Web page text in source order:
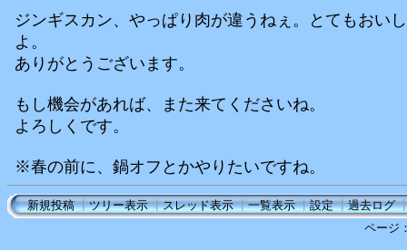
ジンギスカン、やっぱり肉が違うねぇ。とてもおい
よ。
ありがとうございます。
もし機会があれば、また来てくださいね。
よろしくです。
※春の前に、鍋オフとかやりたいですね。
新規投稿┃ツリー表示┃スレッド表示┃一覧表示┃設定┃過去ログ
ページ